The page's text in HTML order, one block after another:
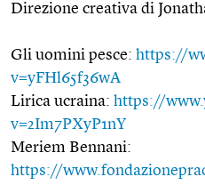
Direzione creativa di
Gli uomini pesce: https://
v=yFHl65f36wA
Lirica ucraina: https://
v=2Im7PXyP1nY
Meriem Bennani:
https://